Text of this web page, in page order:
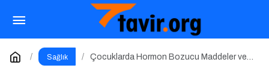
Sağlık
Çocuklarda Hormon Bozucu Maddeler ve
Çocuklarda Kontrolcü Ebeveynlik ve Yeme
Direnci
Yorum Yap